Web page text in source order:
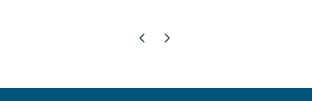
Pagina precedente
Pagina successiva